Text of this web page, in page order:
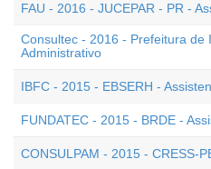
FAU - 2016 - JUCEPAR - PR -
Consultec - 2016 - Prefeitura de
Administrativo
IBFC - 2015 - EBSERH -
FUNDATEC - 2015 - BRDE -
CONSULPAM - 2015 - CRESS-